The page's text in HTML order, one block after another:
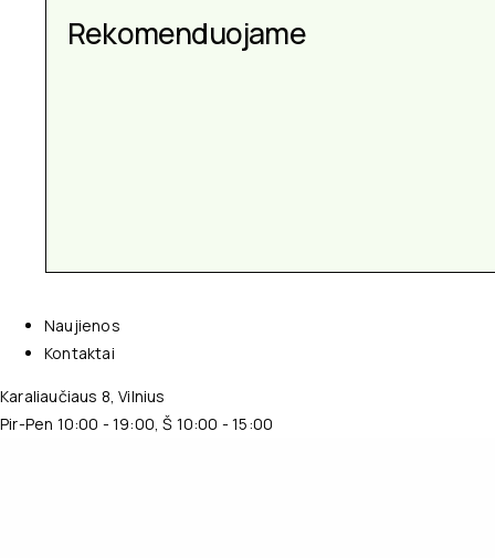
Rekomenduojame
Naujienos
Kontaktai
Karaliaučiaus 8, Vilnius
Pir-Pen 10:00 - 19:00, Š 10:00 - 15:00